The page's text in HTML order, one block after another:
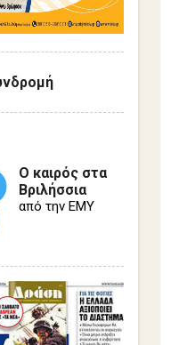
Ο καιρός στα
Βριλήσσια
από την ΕΜΥ